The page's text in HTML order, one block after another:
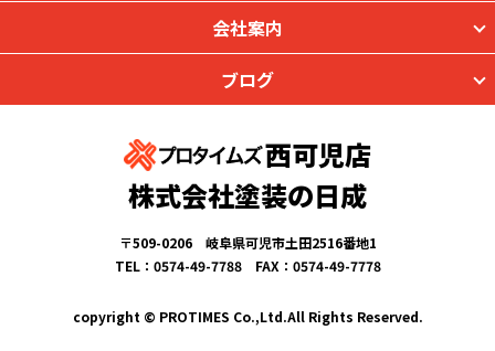
会社案内
ブログ
西可児店
株式会社塗装の日成
〒509-0206 岐阜県可児市土田2516番地1
TEL：0574-49-7788 FAX：0574-49-7778
copyright © PROTIMES Co.,Ltd.All Rights Reserved.